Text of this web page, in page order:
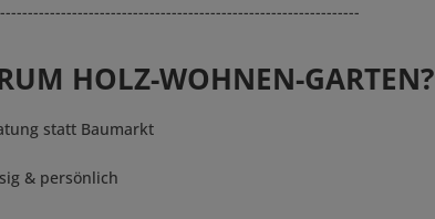
HOLZ-WOHNEN-GARTEN?
statt Baumarkt
& persönlich